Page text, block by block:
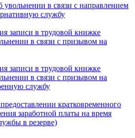
увольнении в связи с направлением
службу
записи в трудовой книжке
в связи с призывом на
записи в трудовой книжке
в связи с призывом на
службу
кратковременного
заработной платы на время
в резерве)